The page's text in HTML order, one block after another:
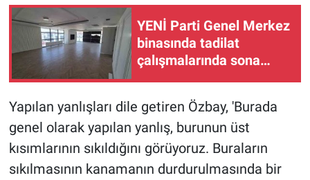
YENİ Parti Genel Merkez
binasında tadilat
çalışmalarında sona
Yapılan yanlışları dile getiren Özbay, 'Burada
genel olarak yapılan yanlış, burunun üst
kısımlarının sıkıldığını görüyoruz. Buraların
sıkılmasının kanamanın durdurulmasında bir